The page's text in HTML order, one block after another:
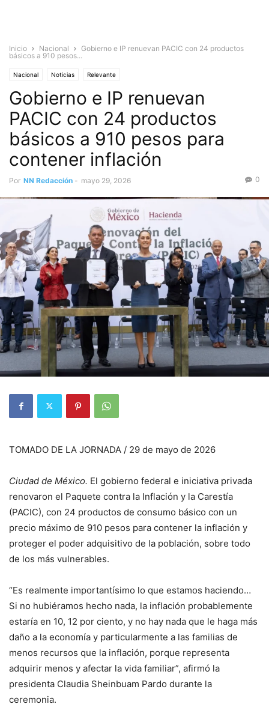
Inicio Nacional
Gobierno e IP renuevan PACIC con 24 productos
básicos a 910 pesos...
Nacional Noticias Relevante
Gobierno e IP renuevan
PACIC con 24 productos
básicos a 910 pesos para
contener inflación
Por NN Redacción - mayo 29, 2026 0
TOMADO DE LA JORNADA / 29 de mayo de 2026
Ciudad de México. El gobierno federal e iniciativa privada
renovaron el Paquete contra la Inflación y la Carestía
(PACIC), con 24 productos de consumo básico con un
precio máximo de 910 pesos para contener la inflación y
proteger el poder adquisitivo de la población, sobre todo
de los más vulnerables.
“Es realmente importantísimo lo que estamos haciendo…
Si no hubiéramos hecho nada, la inflación probablemente
estaría en 10, 12 por ciento, y no hay nada que le haga más
daño a la economía y particularmente a las familias de
menos recursos que la inflación, porque representa
adquirir menos y afectar la vida familiar”, afirmó la
presidenta Claudia Sheinbuam Pardo durante la
ceremonia.